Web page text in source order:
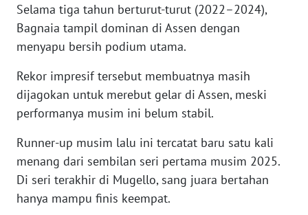
Selama tiga tahun berturut-turut (2022–2024),
Bagnaia tampil dominan di Assen dengan
menyapu bersih podium utama.
Rekor impresif tersebut membuatnya masih
dijagokan untuk merebut gelar di Assen, meski
performanya musim ini belum stabil.
Runner-up musim lalu ini tercatat baru satu kali
menang dari sembilan seri pertama musim 2025.
Di seri terakhir di Mugello, sang juara bertahan
hanya mampu finis keempat.
TENTANG
KAMI
PEDOMAN
MEDIA
SIBER
REDAKSI
KARIR